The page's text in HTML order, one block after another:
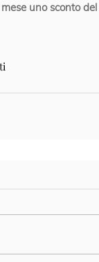
uno sconto